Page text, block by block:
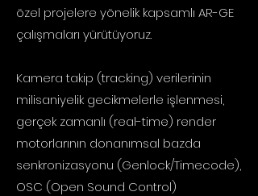
özel projelere yönelik kapsamlı AR-GE
çalışmaları yürütüyoruz. ​
Kamera takip (tracking) verilerinin
milisaniyelik gecikmelerle işlenmesi,
gerçek zamanlı (real-time) render
motorlarının donanımsal bazda
senkronizasyonu (Genlock/Timecode),
OSC (Open Sound Control)